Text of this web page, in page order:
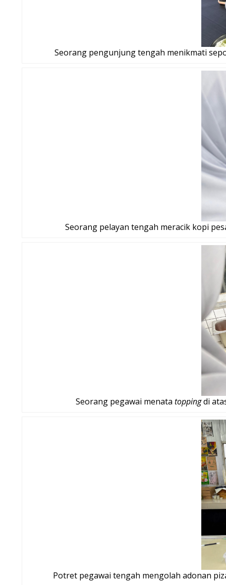
Seorang pengunjung tengah menikmati
Seorang pelayan tengah meracik kopi
Seorang pegawai menata toppingdi
Potret pegawai tengah mengolah adonan